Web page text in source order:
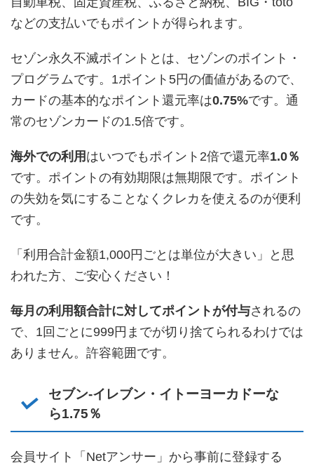
などの支払いでもポイントが得られます。
セゾン永久不滅ポイントとは、セゾンのポイント・
プログラムです。1ポイント5円の価値があるので、
カードの基本的なポイント還元率は0.75%です。通
常のセゾンカードの1.5倍です。
海外での利用 はいつでもポイント2倍で還元率1.0％
です。ポイントの有効期限は無期限です。ポイント
の失効を気にすることなくクレカを使えるのが便利
です。
「利用合計金額1,000円ごとは単位が大きい」と思
われた方、ご安心ください！
毎月の利用額合計に対してポイントが付与されるの
で、1回ごとに999円までが切り捨てられるわけでは
ありません。許容範囲です。
セブン-イレブン・イトーヨーカドーな
ら1.75％
会員サイト「Netアンサー」から事前に登録する